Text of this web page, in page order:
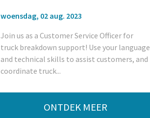
woensdag, 02 aug. 2023
Join us as a Customer Service Officer for
truck breakdown support! Use your language
and technical skills to assist customers, and
coordinate truck...
ONTDEK MEER